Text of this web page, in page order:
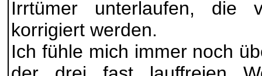
Irrtümer unterlaufen, die
korrigiert werden.
Ich fühle mich immer noch